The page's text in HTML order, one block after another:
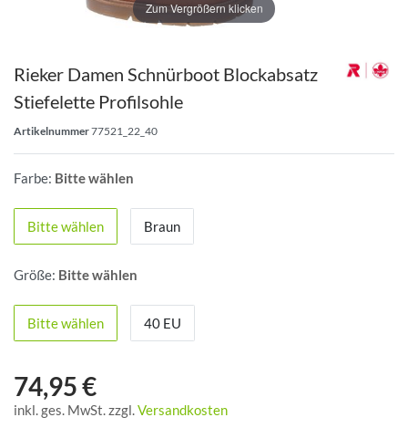
Zum Vergrößern klicken
Rieker Damen Schnürboot Blockabsatz
Stiefelette Profilsohle
Artikelnummer77521_22_40
Farbe: Bitte wählen
Bitte wählen Braun
Größe: Bitte wählen
Bitte wählen 40 EU
74,95 €
inkl. ges. MwSt. zzgl.Versandkosten